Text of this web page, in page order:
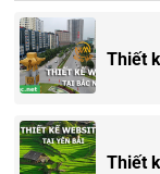
Thiết
Thiết